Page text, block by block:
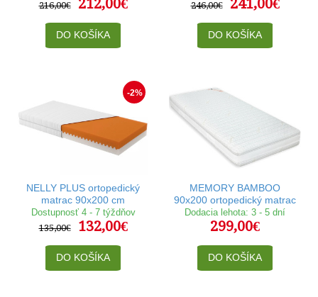
216,00€
212,00€
DO KOŠÍKA
246,00€
241,00€
DO KOŠÍKA
-2%
NELLY PLUS ortopedický
matrac 90x200 cm
Dostupnosť 4 - 7 týždňov
135,00€
132,00€
DO KOŠÍKA
MEMORY BAMBOO
90x200 ortopedický matrac
Dodacia lehota: 3 - 5 dní
299,00€
DO KOŠÍKA